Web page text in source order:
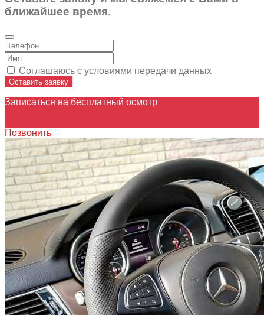
ближайшее время.
Соглашаюсь с условиями передачи данных
Оставить заявку
Записаться на бесплатный осмотр
Позвонить